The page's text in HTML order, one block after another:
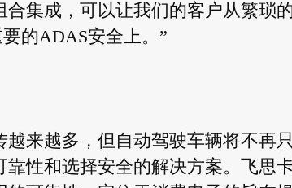
集成，可以让我们的客户从繁琐
的ADAS安全上。”
来越多，但自动驾驶车辆将不再
性和选择安全的解决方案。飞思